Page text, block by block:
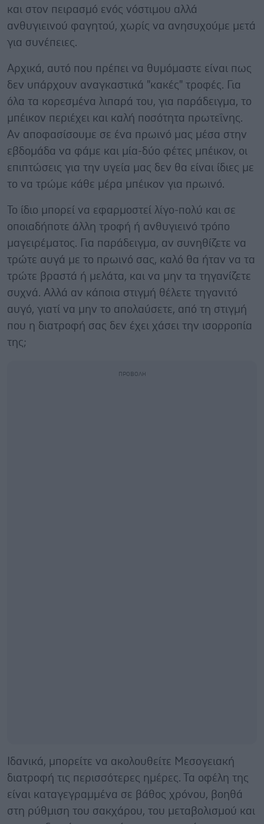
και στον πειρασμό ενός νόστιμου αλλά
ανθυγιεινού φαγητού, χωρίς να ανησυχούμε μετά
για συνέπειες.
Αρχικά, αυτό που πρέπει να θυμόμαστε είναι πως
δεν υπάρχουν αναγκαστικά "κακές" τροφές. Για
όλα τα κορεσμένα λιπαρά του, για παράδειγμα, το
μπέικον περιέχει και καλή ποσότητα πρωτεΐνης.
Αν αποφασίσουμε σε ένα πρωινό μας μέσα στην
εβδομάδα να φάμε και μία-δύο φέτες μπέικον, οι
επιπτώσεις για την υγεία μας δεν θα είναι ίδιες με
το να τρώμε κάθε μέρα μπέικον για πρωινό.
Το ίδιο μπορεί να εφαρμοστεί λίγο-πολύ και σε
οποιαδήποτε άλλη τροφή ή ανθυγιεινό τρόπο
μαγειρέματος. Για παράδειγμα, αν συνηθίζετε να
τρώτε αυγά με το πρωινό σας, καλό θα ήταν να τα
τρώτε βραστά ή μελάτα, και να μην τα τηγανίζετε
συχνά. Αλλά αν κάποια στιγμή θέλετε τηγανιτό
αυγό, γιατί να μην το απολαύσετε, από τη στιγμή
που η διατροφή σας δεν έχει χάσει την ισορροπία
της;
Ιδανικά, μπορείτε να ακολουθείτε Μεσογειακή
διατροφή τις περισσότερες ημέρες. Τα οφέλη της
είναι καταγεγραμμένα σε βάθος χρόνου, βοηθά
στη ρύθμιση του σακχάρου, του μεταβολισμού και